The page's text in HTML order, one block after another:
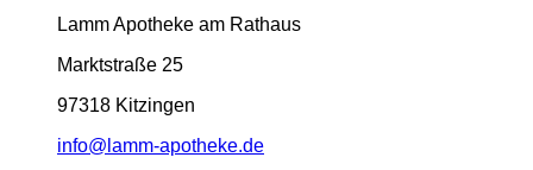
Lamm Apotheke am Rathaus
Marktstraße 25
97318 Kitzingen
info@lamm-apotheke.de